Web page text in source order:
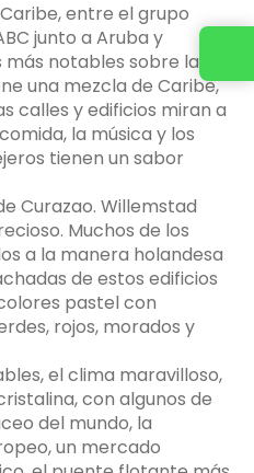
entre el grupo
junto a Aruba y
notables sobre la isla
una mezcla de Caribe,
calles y edificios miran a
la música y los
tienen un sabor
Curazao. Willemstad
Muchos de los
a la manera holandesa
de estos edificios
pastel con
rojos, morados y
el clima maravilloso,
con algunos de
del mundo, la
un mercado
con nosotros